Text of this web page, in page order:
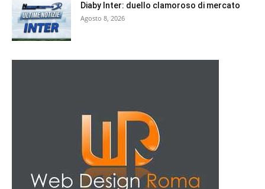
Diaby Inter: duello clamoroso di mercato
Agosto 8, 2026